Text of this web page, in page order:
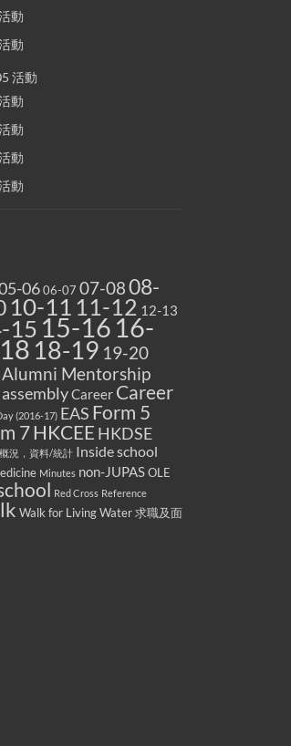
動
動
活動
動
動
動
動
0606-07 07-0808-
10-11 11-12 12-13
15 15-16 16-
18-19 19-20
Alumni Mentorship
assemblyCareer Career
(2016-17) EAS Form 5
7HKCEE HKDSE
況，資料/統計 Inside school
Minutes non-JUPASOLE
Red Cross Reference
Walk for Living Water求職及面